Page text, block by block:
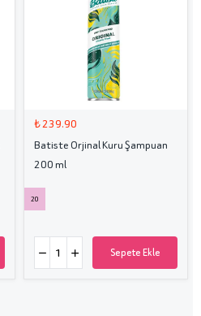
₺ 239.90
Batiste Orjinal Kuru Şampuan
200 ml
20
Sepete Ekle